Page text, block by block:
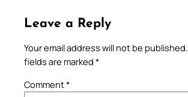
Leave a Reply
Your email address will not be published.
fields are marked *
Comment*